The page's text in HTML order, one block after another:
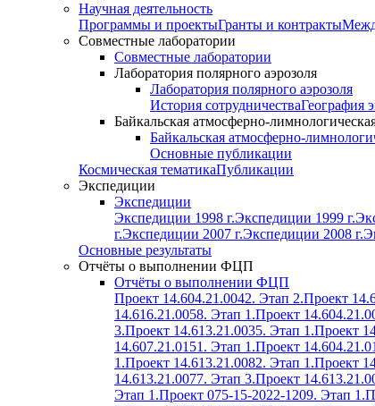
Научная деятельность
Программы и проектыГранты и контракты
Совместные лаборатории
Совместные лаборатории
Лаборатория полярного аэрозоля
Лаборатория полярного аэрозоля
История сотрудничестваГеография
Байкальская атмосферно-
Байкальская атмосферно-
Основные публикации
Космическая тематикаПубликации
Экспедиции
Экспедиции
Экспедиции 1998 г.Экспедиции 1999 г.
г.Экспедиции 2007 г.Экспедиции 2008 г.
Основные результаты
Отчёты о выполнении ФЦП
Отчёты о выполнении ФЦП
Проект 14.604.21.0042. Этап 2.Проект
14.616.21.0058. Этап 1.Проект
3.Проект 14.613.21.0035. Этап 1.Проект
14.607.21.0151. Этап 1.Проект
1.Проект 14.613.21.0082. Этап 1.Проект
14.613.21.0077. Этап 3.Проект
Этап 1.Проект 075-15-2022-1209. Этап 1.